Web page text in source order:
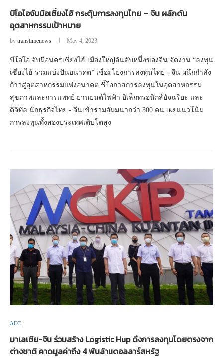
บีโอไอจับมือเซี่ยงไฮ้ กระตุ้นการลงทุนไทย – จีน ผลักดัน
อุตสาหกรรมเป้าหมาย
by transtimenews May 4, 2023
บีโอไอ จับมือนครเซี่ยงไฮ้ เมืองใหญ่อันดับหนึ่งของจีน จัดงาน “ลงทุน
เซี่ยงไฮ้ ร่วมแบ่งปันอนาคต” เชื่อมโยงการลงทุนไทย - จีน ผนึกกำลัง
ก้าวสู่อุตสาหกรรมแห่งอนาคต ชี้โอกาสการลงทุนในอุตสาหกรรม
สุขภาพและการแพทย์ ยานยนต์ไฟฟ้า อิเล็กทรอนิกส์อัจฉริยะ และ
ดิจิทัล นักธุรกิจไทย - จีนเข้าร่วมสัมมนากว่า 300 คน เผยแนวโน้ม
การลงทุนทั้งสองประเทศเติบโตสูง
AEC
มาเลเซีย-จีน ร่วมสร้าง Logistic Hup ดึงการลงทุนโดยตรงจาก
ต่างชาติ คาดมูลค่าถึง 4 พันล้านดอลลาร์สหรัฐ